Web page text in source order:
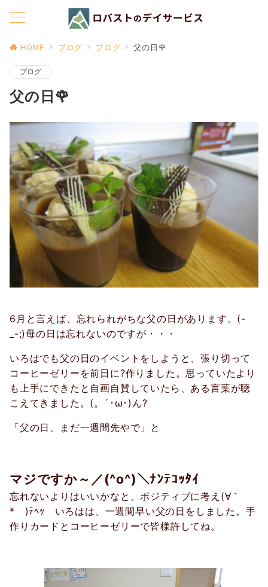
HOME ブログ ブログ 父の日🌹
ブログ
父の日🌹
6月と言えば、忘れられがちな父の日があります。(-
_-;)母の日は忘れないのですが・・・
いろはでも父の日のイベントをしようと、張り切って
コーヒーゼリーを前日に?作りました。思っていたより
も上手にできたと自画自賛していたら、ある言葉が聴
こえてきました。(。´･ω･)ん?
「父の日、まだ一週間先やで」と
マジですか～／(^o^)＼ﾅﾝﾃｺｯﾀｲ
忘れないよりはいいかなと、ポジティブに考え(∀｀
*ゞ)ﾃﾍｯ いろはは、一週間早い父の日をしました。手
作りカードとコーヒーゼリーで皆様許してね。